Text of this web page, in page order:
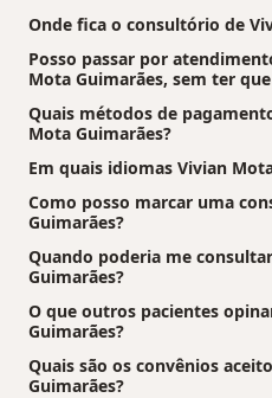
Onde fica o consultório de
Posso passar por
Mota Guimarães, sem ter
Quais métodos de
Mota Guimarães?
Em quais idiomas Vivian
Como posso marcar uma
Guimarães?
Quando poderia me
Guimarães?
O que outros pacientes
Guimarães?
Quais são os convênios
Guimarães?